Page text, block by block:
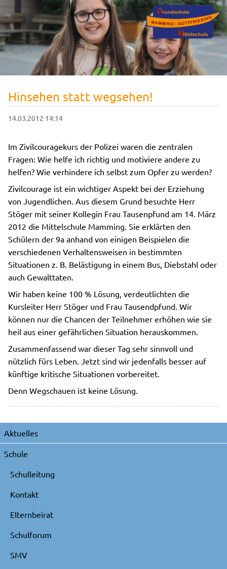
Hinsehen statt wegsehen!
14.03.2012 14:14
Im Zivilcouragekurs der Polizei waren die zentralen
Fragen: Wie helfe ich richtig und motiviere andere zu
helfen? Wie verhindere ich selbst zum Opfer zu werden?
Zivilcourage ist ein wichtiger Aspekt bei der Erziehung
von Jugendlichen. Aus diesem Grund besuchte Herr
Stöger mit seiner Kollegin Frau Tausenpfund am 14. März
2012 die Mittelschule Mamming. Sie erklärten den
Schülern der 9a anhand von einigen Beispielen die
verschiedenen Verhaltensweisen in bestimmten
Situationen z. B. Belästigung in einem Bus, Diebstahl oder
auch Gewalttaten.
Wir haben keine 100 % Lösung, verdeutlichten die
Kursleiter Herr Stöger und Frau Tausendpfund. Wir
können nur die Chancen der Teilnehmer erhöhen wie sie
heil aus einer gefährlichen Situation herauskommen.
Zusammenfassend war dieser Tag sehr sinnvoll und
nützlich fürs Leben. Jetzt sind wir jedenfalls besser auf
künftige kritische Situationen vorbereitet.
Denn Wegschauen ist keine Lösung.
Navigation
Aktuelles
Schule
Schulleitung
Kontakt
Elternbeirat
Schulforum
SMV